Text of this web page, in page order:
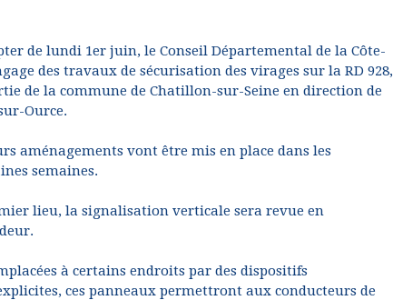
de lundi 1er juin, le Conseil Départemental de la Côte-
des travaux de sécurisation des virages sur la RD 928,
de la commune de Chatillon-sur-Seine en direction de
Ource.
aménagements vont être mis en place dans les
semaines.
lieu, la signalisation verticale sera revue en
à certains endroits par des dispositifs
ces panneaux permettront aux conducteurs de